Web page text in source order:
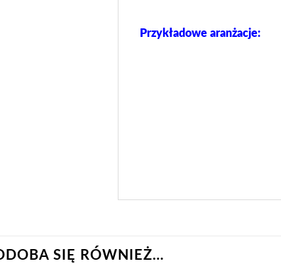
Przykładowe aranżacje:
SIĘ RÓWNIEŻ…